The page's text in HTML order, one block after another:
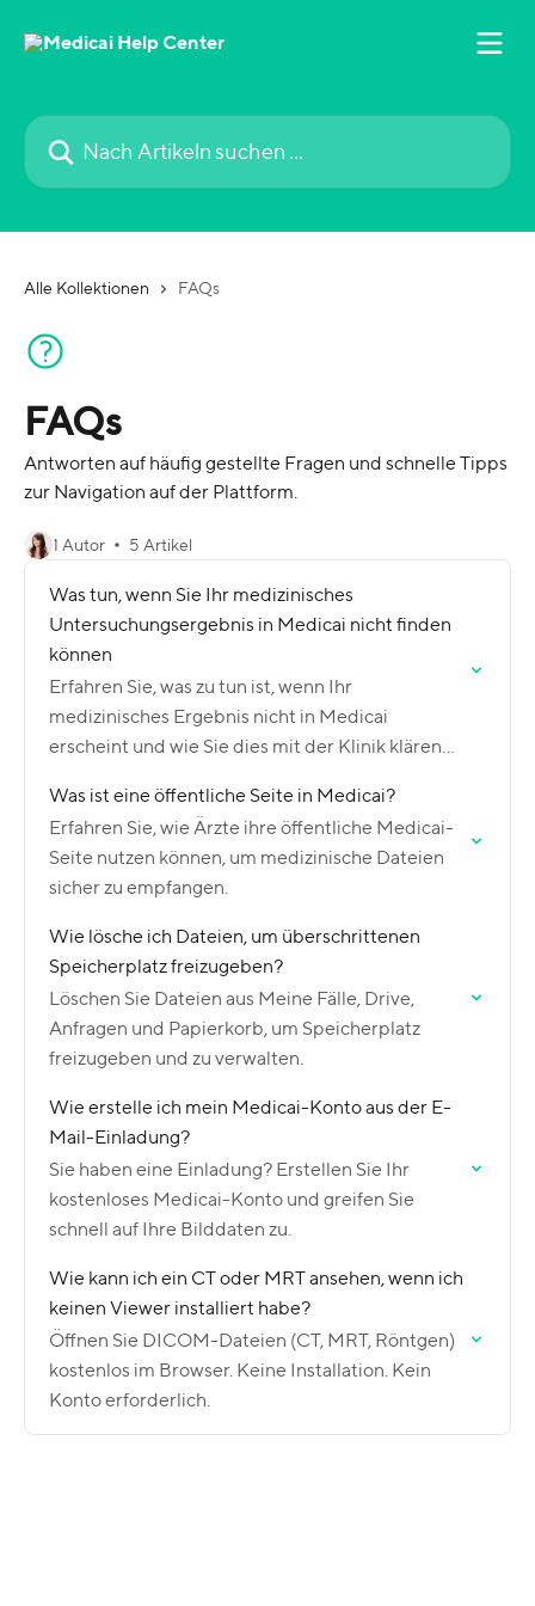
Nach Artikeln suchen …
Alle Kollektionen FAQs
FAQs
Antworten auf häufig gestellte Fragen und schnelle Tipps
zur Navigation auf der Plattform.
1 Autor 5 Artikel
Was tun, wenn Sie Ihr medizinisches
Untersuchungsergebnis in Medicai nicht finden
können
Erfahren Sie, was zu tun ist, wenn Ihr
medizinisches Ergebnis nicht in Medicai
erscheint und wie Sie dies mit der Klinik klären
Was ist eine öffentliche Seite in Medicai?
Erfahren Sie, wie Ärzte ihre öffentliche Medicai-
Seite nutzen können, um medizinische Dateien
sicher zu empfangen.
Wie lösche ich Dateien, um überschrittenen
Speicherplatz freizugeben?
Löschen Sie Dateien aus Meine Fälle, Drive,
Anfragen und Papierkorb, um Speicherplatz
freizugeben und zu verwalten.
Wie erstelle ich mein Medicai-Konto aus der E-
Mail-Einladung?
Sie haben eine Einladung? Erstellen Sie Ihr
kostenloses Medicai-Konto und greifen Sie
schnell auf Ihre Bilddaten zu.
Wie kann ich ein CT oder MRT ansehen, wenn ich
keinen Viewer installiert habe?
Öffnen Sie DICOM-Dateien (CT, MRT, Röntgen)
kostenlos im Browser. Keine Installation. Kein
Konto erforderlich.